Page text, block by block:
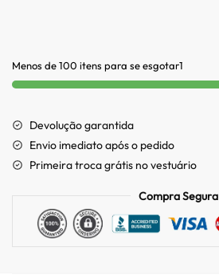
Menos de 100 itens para se esgotar1
Devolução garantida
Envio imediato após o pedido
Primeira troca grátis no vestuário
Compra Segura